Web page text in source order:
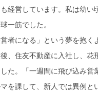
経営しています。私は幼い
一筋でした。
者になる」という夢を抱く
、住友不動産に入社し、花
た。「一週間に飛び込み営
を課して、新人では異例と